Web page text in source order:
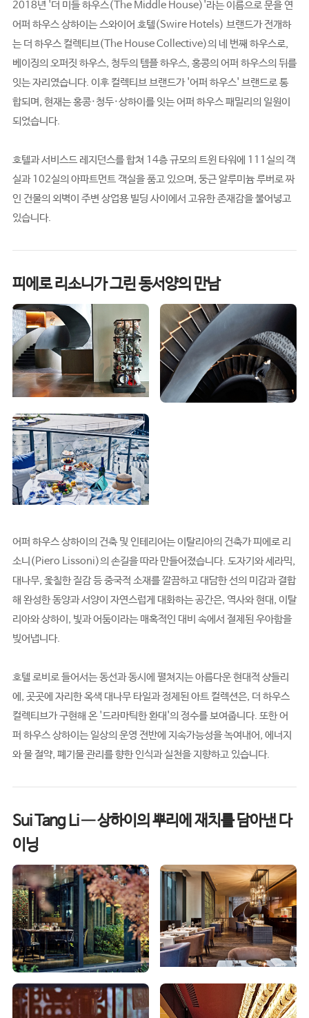
2018년 '더 미들 하우스(The Middle House)'라는 이름으로 문을 연
어퍼 하우스 상하이는 스와이어 호텔(Swire Hotels) 브랜드가 전개하
는 더 하우스 컬렉티브(The House Collective)의 네 번째 하우스로,
베이징의 오퍼짓 하우스, 청두의 템플 하우스, 홍콩의 어퍼 하우스의 뒤를
잇는 자리였습니다. 이후 컬렉티브 브랜드가 '어퍼 하우스' 브랜드로 통
합되며, 현재는 홍콩·청두·상하이를 잇는 어퍼 하우스 패밀리의 일원이
되었습니다.
호텔과 서비스드 레지던스를 합쳐 14층 규모의 트윈 타워에 111실의 객
실과 102실의 아파트먼트 객실을 품고 있으며, 둥근 알루미늄 루버로 짜
인 건물의 외벽이 주변 상업용 빌딩 사이에서 고유한 존재감을 불어넣고
있습니다.
피에로 리소니가 그린 동서양의 만남
어퍼 하우스 상하이의 건축 및 인테리어는 이탈리아의 건축가 피에로 리
소니(Piero Lissoni)의 손길을 따라 만들어졌습니다. 도자기와 세라믹,
대나무, 옻칠한 질감 등 중국적 소재를 깔끔하고 대담한 선의 미감과 결합
해 완성한 동양과 서양이 자연스럽게 대화하는 공간은, 역사와 현대, 이탈
리아와 상하이, 빛과 어둠이라는 매혹적인 대비 속에서 절제된 우아함을
빚어냅니다.
호텔 로비로 들어서는 동선과 동시에 펼쳐지는 아름다운 현대적 샹들리
에, 곳곳에 자리한 옥색 대나무 타일과 정제된 아트 컬렉션은, 더 하우스
컬렉티브가 구현해 온 '드라마틱한 환대'의 정수를 보여줍니다. 또한 어
퍼 하우스 상하이는 일상의 운영 전반에 지속가능성을 녹여내어, 에너지
와 물 절약, 폐기물 관리를 향한 인식과 실천을 지향하고 있습니다.
Sui Tang Li — 상하이의 뿌리에 재치를 담아낸 다
이닝